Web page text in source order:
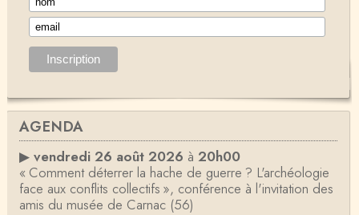
AGENDA
▶ vendredi 26 août 2026 à 20h00
« Comment déterrer la hache de guerre ? L'archéologie
face aux conflits collectifs », conférence à l'invitation des
amis du musée de Carnac (56)